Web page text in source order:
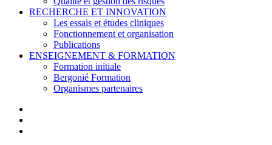
RECHERCHE ET INNOVATION
Les essais et études cliniques
Fonctionnement et organisation
Publications
ENSEIGNEMENT & FORMATION
Formation initiale
Bergonié Formation
Organismes partenaires